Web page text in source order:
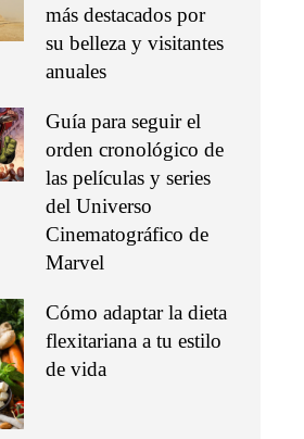
más destacados por
su belleza y visitantes
anuales
Guía para seguir el
orden cronológico de
las películas y series
del Universo
Cinematográfico de
Marvel
Cómo adaptar la dieta
flexitariana a tu estilo
de vida